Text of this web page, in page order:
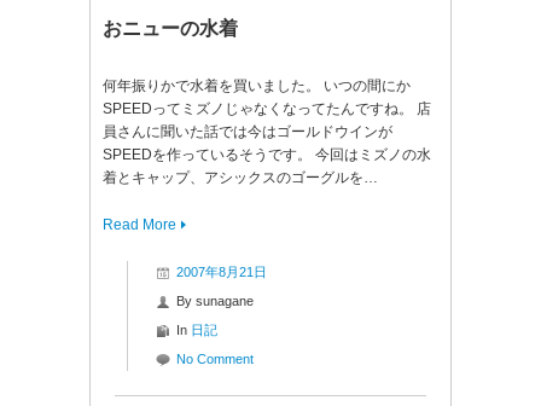
おニューの水着
何年振りかで水着を買いました。 いつの間にか
SPEEDってミズノじゃなくなってたんですね。 店
員さんに聞いた話では今はゴールドウインが
SPEEDを作っているそうです。 今回はミズノの水
着とキャップ、アシックスのゴーグルを…
Read More
2007年8月21日
By sunagane
In 日記
No Comment